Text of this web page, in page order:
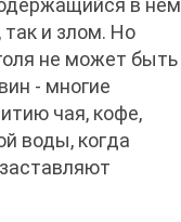
в нем
так и злом. Но
не может быть
- многие
чая, кофе,
воды, когда